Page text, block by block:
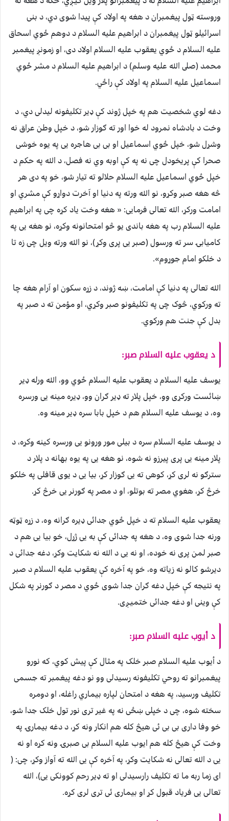
وروسته ټول پيغمبران د هغه په اولاد کې پيدا شوی دي، د بنی
اسرائیلو ټول پيغمبران د ابراهیم علیه السلام د دوهم ځوي اسحاق
علیه السلام د ځوي يعقوب عليه السلام اولاد دی، او زمونږ پيغمبر
محمد (صلى الله عليه وسلم) د ابراهيم علیه السلام د مشر ځوي
اسماعيل علیه السلام په اولاد کې راځي.
دغه لوي شخصيت هم په خپل ژوند کې ډیر تکليفونه ليدلی دي، د
وخت د بادشاه نمرود له خوا اور ته ګوزار شو، د خپل وطن عراق نه
وشړل شو، خپل ځوي اسماعیل او بی بی هاجره يی په يوه خوشی
صحرا کې پريخودل چی نه په کې اوبه وي نه فصل، د الله په حکم د
خپل ځوي اسماعیل علیه السلام حلالو ته تيار شو، خو په دی هر
څه هغه صبر وکړو، نو الله ورته په دنيا او آخرت دواړو کې مشري او
امامت ورکړ، الله تعالی فرمایی: « هغه وخت ياد کړه چی په ابراهیم
علیه السلام رب په هغه باندی يو څو امتحانونه وکړه، نو هغه يی په
کامیابۍ سر ته ورسول (صبر يی پری وکړ)، نو الله ورته ویل چی زه تا
د خلکو امام جوړوم».
الله تعالی په دنیا کې امامت، ښه ژوند، د زړه سکون او آرام هغه چا
ته ورکوي، څوک چی په تکليفونو صبر وکړي، او مؤمن ته د صبر په
بدل کې جنت هم ورکوي.
د یعقوب علیه السلام صبر:
يوسف علیه السلام د يعقوب عليه السلام ځوي وو، الله ورله ډیر
ښائست ورکړی وو، خپل پلار ته ډیر ګران وو، ډیره مینه يی ورسره
وه، د یوسف علیه السلام هم د خپل بابا سره ډیر مینه وه.
د یوسف علیه السلام سره د بیلی مور ورونو يی ورسره کینه وکړه، د
پلار مينه يی پری پیرزو نه شوه، نو هغه يی په يوه بهانه د پلار د
سترګو نه لری کړ، کوهی ته يی ګوزار کړ، بیا يی د یوی قافلی په خلکو
خرڅ کړ، هغوي مصر ته بوتلو، او د مصر په ګورنر يی خرڅ کړ.
يعقوب علیه السلام ته د خپل ځوي جدائی ډیره ګرانه وه، د زړه ټوټه
ورنه جدا شوی وه، د هغه په جدائی کې به يی ژړل، خو بیا يی هم د
صبر لمن پری نه خوده، او نه یی د الله نه شکايت وکړ، دغه جدائی د
دیرشو کالو نه زیاته وه، خو په آخره کې یعقوب علیه السلام د صبر
په نتیجه کې خپل دغه ګران جدا شوی ځوي د مصر د ګورنر په شکل
کې وینی او دغه جدائی ختميـږی.
د أیوب علیه السلام صبر:
د أیوب علیه السلام صبر خلک په مثال کې پیش کوي، که نورو
پیغمبرانو ته روحي تکليفونه رسيدلی وو نو دغه پيغمبر ته جسمی
تکلیف ورسید، په هغه د امتحان لپاره بیماري راغله، او دومره
سخته شوه، چی د خپلی ښځی نه په غیر تری نور تول خلک جدا شو،
خو وفا داری بی بی ئی هیڅ کله هم انکار ونه کړ، د دغه بیمارۍ په
وخت کې هیڅ کله هم ایوب علیه السلام بی صبرۍ ونه کړه او نه
یی د الله تعالی نه شکایت وکړ، په آخره کې يی الله ته آواز وکړ، چی: (
ای زما ربه ما ته تکلیف رارسیدلی او ته ډیر رحم کوونکی یی)، الله
تعالی یی فریاد قبول کړ او بیماری ئی تری لری کړه.